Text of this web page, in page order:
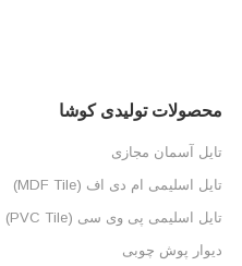
محصولات تولیدی کوشا
تایل آسمان مجازی
تایل اسلیمی ام دی اف (MDF Tile)
تایل اسلیمی پی وی سی (PVC Tile)
دیوار پوش چوبی